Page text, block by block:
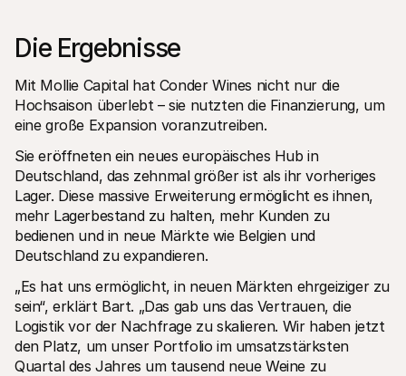
Die Ergebnisse
Mit Mollie Capital hat Conder Wines nicht nur die
Hochsaison überlebt – sie nutzten die Finanzierung, um
eine große Expansion voranzutreiben.
Sie eröffneten ein neues europäisches Hub in
Deutschland, das zehnmal größer ist als ihr vorheriges
Lager. Diese massive Erweiterung ermöglicht es ihnen,
mehr Lagerbestand zu halten, mehr Kunden zu
bedienen und in neue Märkte wie Belgien und
Deutschland zu expandieren.
„Es hat uns ermöglicht, in neuen Märkten ehrgeiziger zu
sein“, erklärt Bart. „Das gab uns das Vertrauen, die
Logistik vor der Nachfrage zu skalieren. Wir haben jetzt
den Platz, um unser Portfolio im umsatzstärksten
Quartal des Jahres um tausend neue Weine zu